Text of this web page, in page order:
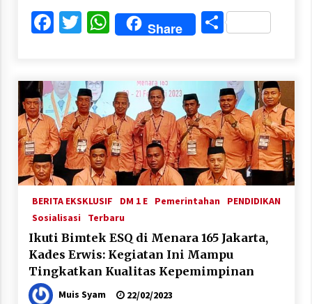
Facebook
Twitter
WhatsApp
Share Share
BERITA EKSKLUSIF DM 1 E Pemerintahan
PENDIDIKAN
Sosialisasi
Terbaru
Ikuti Bimtek ESQ di Menara 165 Jakarta,
Kades Erwis: Kegiatan Ini Mampu
Tingkatkan Kualitas Kepemimpinan
Muis Syam 22/02/2023